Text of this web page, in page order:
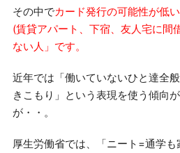
その中でカード発行の可能性が低
(賃貸アパート、下宿、友人宅に間
ない人」です。
近年では「働いていないひと達全
きこもり」という表現を使う傾向
が・・。
厚生労働省では、「ニート=通学も